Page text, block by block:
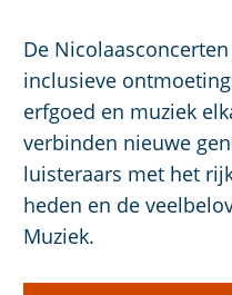
De
inclusieve
erfgoed en muziek
verbinden nieuwe
luisteraars met het
heden en de
Muziek.